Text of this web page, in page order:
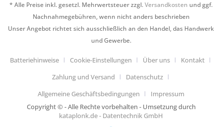
* Alle Preise inkl. gesetzl. Mehrwertsteuer zzgl.Versandkosten und ggf.
Nachnahmegebühren, wenn nicht anders beschrieben
Unser Angebot richtet sich ausschließlich an den Handel, das Handwerk
und Gewerbe.
Batteriehinweise Cookie-Einstellungen Über uns
Kontakt
Zahlung und Versand
Datenschutz
Allgemeine Geschäftsbedingungen
Impressum
Copyright © - Alle Rechte vorbehalten - Umsetzung durch
kataplonk.de - Datentechnik GmbH